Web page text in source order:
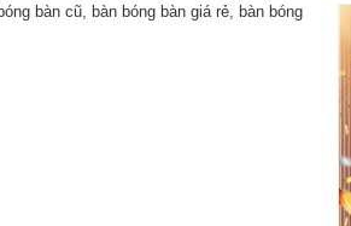
bàn cũ bàn bóng bàn giá rẻ bàn bóng